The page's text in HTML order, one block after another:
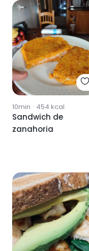
10min · 454 kcal
Sandwich de
zanahoria